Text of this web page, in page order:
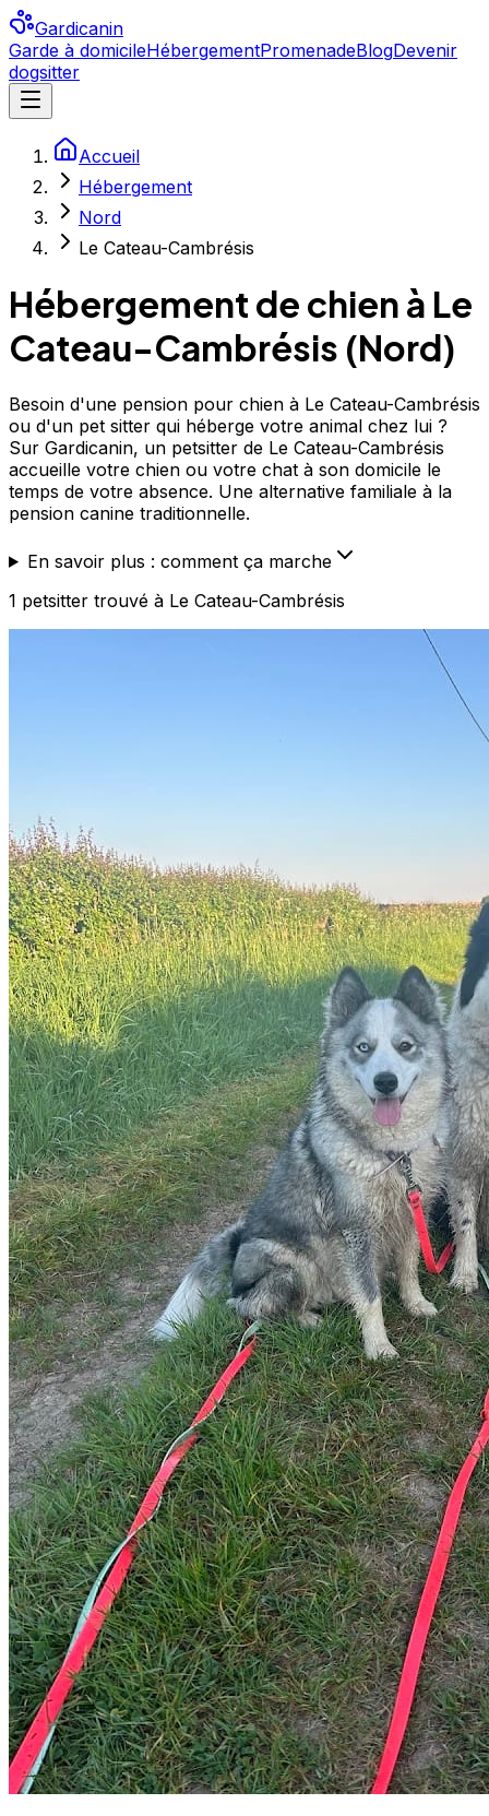
Gardicanin
Garde à domicileHébergementPromenadeBlogDevenir
dogsitter
Accueil
Hébergement
Nord
Le Cateau-Cambrésis
Hébergement de chien à Le
Cateau-Cambrésis (Nord)
Besoin d'une pension pour chien à Le Cateau-Cambrésis
ou d'un pet sitter qui héberge votre animal chez lui ?
Sur Gardicanin, un petsitter de Le Cateau-Cambrésis
accueille votre chien ou votre chat à son domicile le
temps de votre absence. Une alternative familiale à la
pension canine traditionnelle.
En savoir plus : comment ça marche
1 petsitter trouvé à Le Cateau-Cambrésis